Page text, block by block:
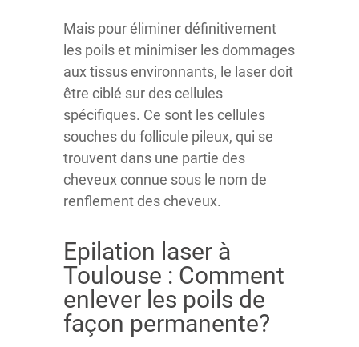
Mais pour éliminer définitivement
les poils et minimiser les dommages
aux tissus environnants, le laser doit
être ciblé sur des cellules
spécifiques. Ce sont les cellules
souches du follicule pileux, qui se
trouvent dans une partie des
cheveux connue sous le nom de
renflement des cheveux.
Epilation laser à
Toulouse : Comment
enlever les poils de
façon permanente?